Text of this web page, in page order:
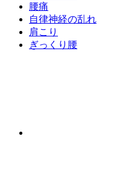
腰痛
自律神経の乱れ
肩こり
ぎっくり腰